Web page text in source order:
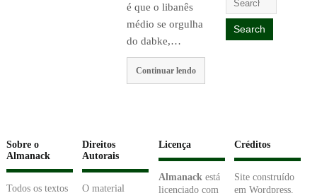
é que o libanês
médio se orgulha
do dabke,…
Continuar lendo
Sobre o
Almanack
Todos os textos
Direitos
Autorais
O material
Licença
Almanack está
licenciado com
Créditos
Site construído
em Wordpress.